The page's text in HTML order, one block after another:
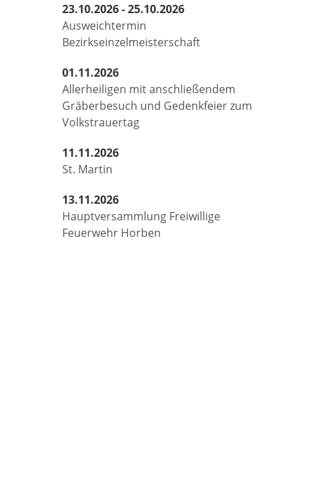
23.10.2026 - 25.10.2026
Ausweichtermin
Bezirkseinzelmeisterschaft
01.11.2026
Allerheiligen mit anschließendem
Gräberbesuch und Gedenkfeier zum
Volkstrauertag
11.11.2026
St. Martin
13.11.2026
Hauptversammlung Freiwillige
Feuerwehr Horben